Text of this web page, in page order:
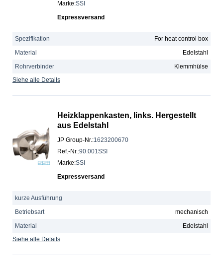
Marke:SSI
Expressversand
Spezifikation
For heat control box
Material
Edelstahl
Rohrverbinder
Klemmhülse
Siehe alle Details
Heizklappenkasten, links. Hergestellt
aus Edelstahl
JP Group-Nr.:1623200670
Ref.-Nr.:90.001SSI
Marke:SSI
Expressversand
kurze Ausführung
Betriebsart
mechanisch
Material
Edelstahl
Siehe alle Details